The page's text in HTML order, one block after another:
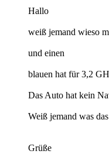
Hallo
weiß jemand wieso
und einen
blauen hat für 3,2
Das Auto hat kein
Weiß jemand was
Grüße